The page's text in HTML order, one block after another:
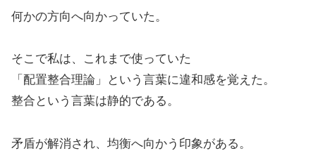
何かの方向へ向かっていた。
そこで私は、これまで使っていた
「配置整合理論」という言葉に違和感を覚えた。
整合という言葉は静的である。
矛盾が解消され、均衡へ向かう印象がある。